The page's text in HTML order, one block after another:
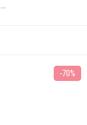
-70%